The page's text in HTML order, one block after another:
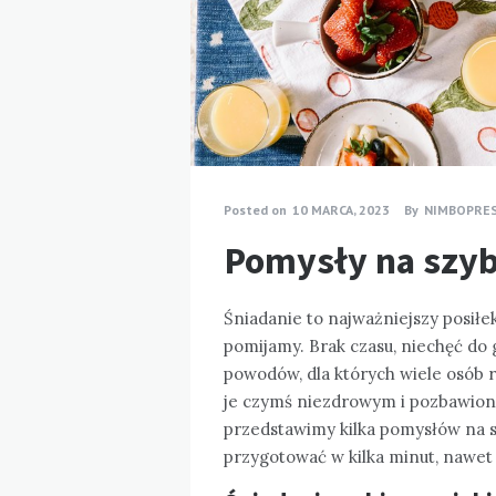
Posted on 10 MARCA, 2023 By
Pomysły na
Śniadanie to najważniejszy
pomijamy. Brak czasu, niechęć
powodów, dla których wiele osób
je czymś niezdrowym i
przedstawimy kilka pomysłów
przygotować w kilka minut,